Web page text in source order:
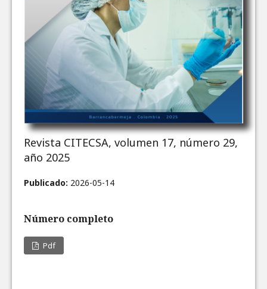
Revista CITECSA, volumen 17, número 29,
año 2025
Publicado: 2026-05-14
Número completo
Pdf